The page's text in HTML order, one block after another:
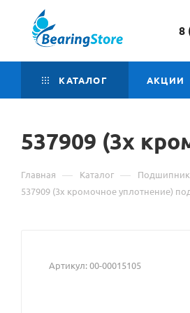
8
КАТАЛОГ АКЦИИ
537909 (
о
товаре
3х
Главная — Каталог —
537909 (3х кромочное уплотнение)
Артикул:00-00015105